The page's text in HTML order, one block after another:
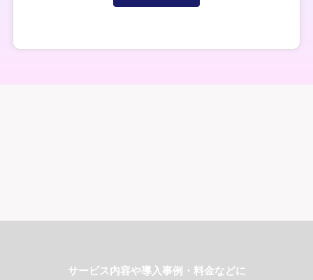
サービス内容や導入事例・料金などに